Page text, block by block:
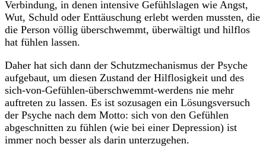
Verbindung, in denen intensive Gefühlslagen wie Angst,
Wut, Schuld oder Enttäuschung erlebt werden mussten, die
die Person völlig überschwemmt, überwältigt und hilflos
hat fühlen lassen.
Daher hat sich dann der Schutzmechanismus der Psyche
aufgebaut, um diesen Zustand der Hilflosigkeit und des
sich-von-Gefühlen-überschwemmt-werdens nie mehr
auftreten zu lassen. Es ist sozusagen ein Lösungsversuch
der Psyche nach dem Motto: sich von den Gefühlen
abgeschnitten zu fühlen (wie bei einer Depression) ist
immer noch besser als darin unterzugehen.